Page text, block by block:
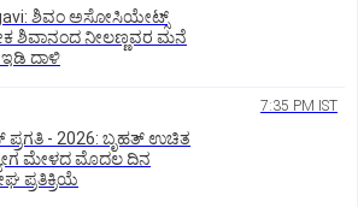
ಶಿವಂ ಅಸೋಸಿಯೇಟ್ಸ್
ಶಿವಾನಂದ ನೀಲಣ್ಣವರ ಮನೆ
ದಾಳಿ
7:35 PM IST
ಪ್ರಗತಿ - 2026: ಬೃಹತ್ ಉಚಿತ
ಮೇಳದ ಮೊದಲ ದಿನ
ಪ್ರತಿಕ್ರಿಯೆ